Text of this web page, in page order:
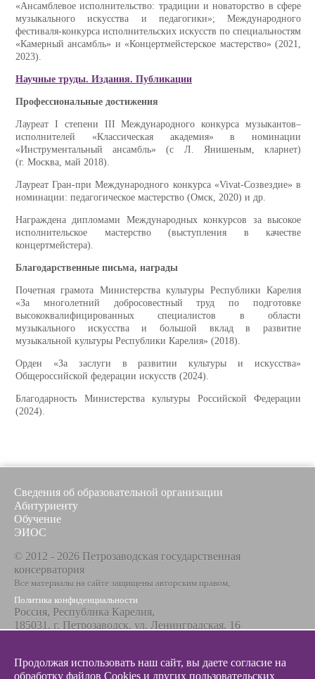
«Ансамблевое исполнительство: традиции и новаторство в сфере
музыкального искусства и педагогики»; Международного
фестиваля-конкурса исполнительских искусств по специальностям
«Камерный ансамбль» и «Концертмейстерское мастерство» (2021,
2023).
Научные труды. Издания. Публикации
Профессиональные достижения
Лауреат I степени III Международного конкурса музыкантов‒
исполнителей «Классическая академия» в номинации
«Инструментальный ансамбль» (с Л. Янишеным, кларнет)
(г. Москва, май 2018).
Лауреат Гран-при Международного конкурса «Vivat-Созвездие» в
номинации: педагогическое мастерство (Омск, 2020) и др.
Награждена дипломами Международных конкурсов за высокое
исполнительское мастерство (выступления в качестве
концертмейстера).
Благодарственные письма, награды
Почетная грамота Министерства культуры Республики Карелия
«За многолетний добросовестный труд по подготовке
высококвалифицированных специалистов в области
музыкального искусства и большой вклад в развитие
музыкальной культуры Республики Карелия» (2018).
Орден «За заслуги в развитии культуры и искусства»
Общероссийской федерации искусств (2024).
Благодарность Министерства культуры Российской Федерации
(2024).
Сведения об образовательной организации
Абитуриенту
Обучение
ЭИОС
© 2012 - 2026 Петрозаводская государственная
консерватория
Все материалы на сайте защищены авторским правом,
Политика конфиденциальности
Россия, Республика Карелия,
185031, г. Петрозаводск, ул. Ленинградская, 16
+7 8142 67-23-67
Эл. почта
Продолжая использовать наш сайт, вы даете согласие на
обработку файлов Cookies и других пользовательских